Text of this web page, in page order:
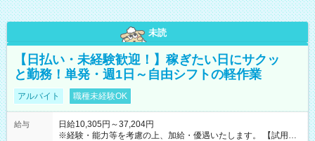
未読
【日払い・未経験歓迎！】稼ぎたい日にサクッ
と勤務！単発・週1日～自由シフトの軽作業
アルバイト 職種未経験OK
給与
日給10,305円～37,204円
※経験・能力等を考慮の上、加給・優遇いたします。 【試用期